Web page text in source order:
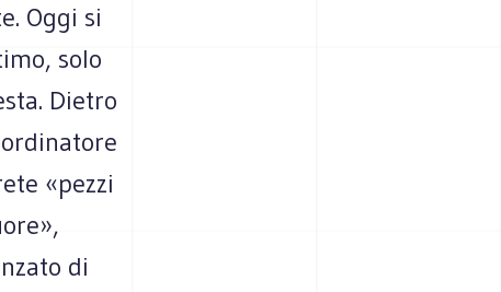
Oggi si
solo
Dietro
«pezzi
di